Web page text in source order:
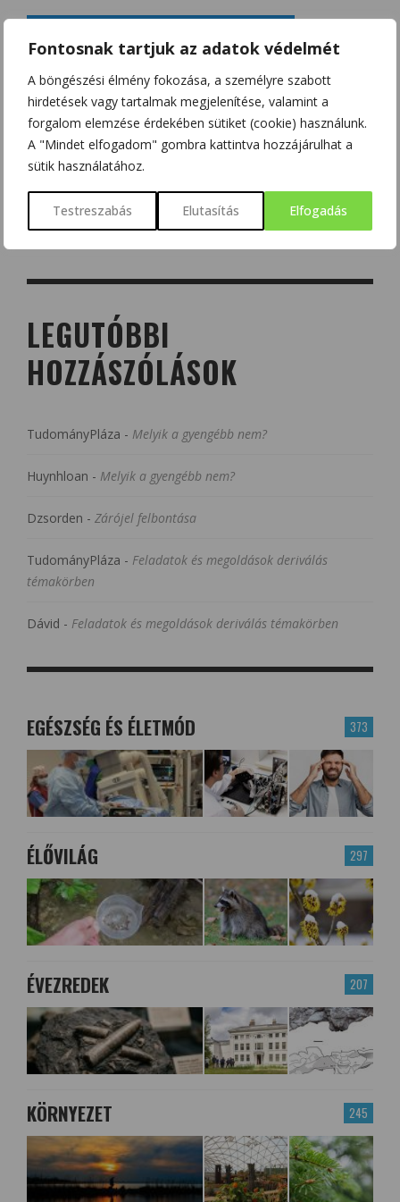
Fontosnak tartjuk az adatok védelmét
A böngészési élmény fokozása, a személyre szabott
hirdetések vagy tartalmak megjelenítése, valamint a
forgalom elemzése érdekében sütiket (cookie) használunk.
A "Mindet elfogadom" gombra kattintva hozzájárulhat a
sütik használatához.
Testreszabás Elutasítás Elfogadás
LEGUTÓBBI
HOZZÁSZÓLÁSOK
TudományPláza - Melyik a gyengébb nem?
Huynhloan - Melyik a gyengébb nem?
Dzsorden - Zárójel felbontása
TudományPláza - Feladatok és megoldások deriválás
témakörben
Dávid - Feladatok és megoldások deriválás témakörben
373
EGÉSZSÉG ÉS ÉLETMÓD
297
ÉLŐVILÁG
207
ÉVEZREDEK
245
KÖRNYEZET